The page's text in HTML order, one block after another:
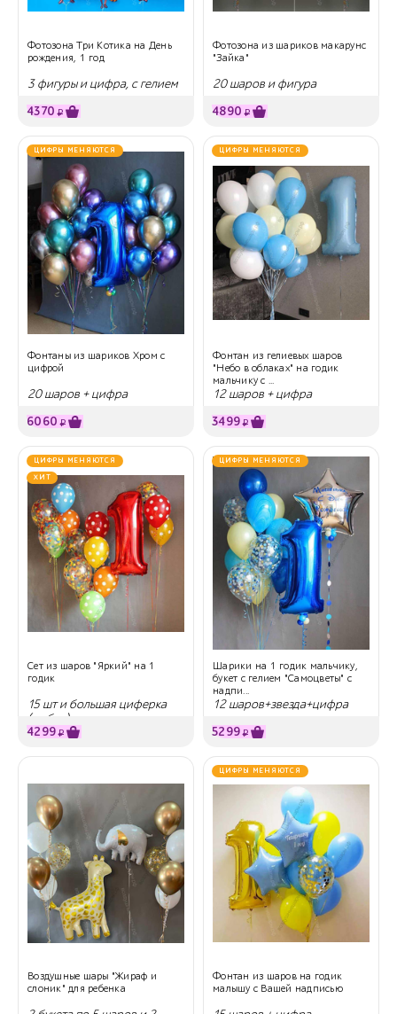
Фотозона Три Котика на День
рождения, 1 год
3 фигуры и цифра, с гелием
4370 ₽
Фотозона из шариков макарунс
"Зайка"
20 шаров и фигура
4890 ₽
ЦИФРЫ МЕНЯЮТСЯ
Фонтаны из шариков Хром с
цифрой
20 шаров + цифра
6060 ₽
ЦИФРЫ МЕНЯЮТСЯ
Фонтан из гелиевых шаров
"Небо в облаках" на годик
мальчику с ...
12 шаров + цифра
3499₽
ЦИФРЫ МЕНЯЮТСЯ
ХИТ
Сет из шаров "Яркий" на 1
годик
15 шт и большая циферка
(любая)
4299₽
ЦИФРЫ МЕНЯЮТСЯ
Шарики на 1 годик мальчику,
букет с гелием "Самоцветы" с
надпи...
12 шаров+звезда+цифра
5299₽
Воздушные шары "Жираф и
слоник" для ребенка
ЦИФРЫ МЕНЯЮТСЯ
Фонтан из шаров на годик
малышу с Вашей надписью